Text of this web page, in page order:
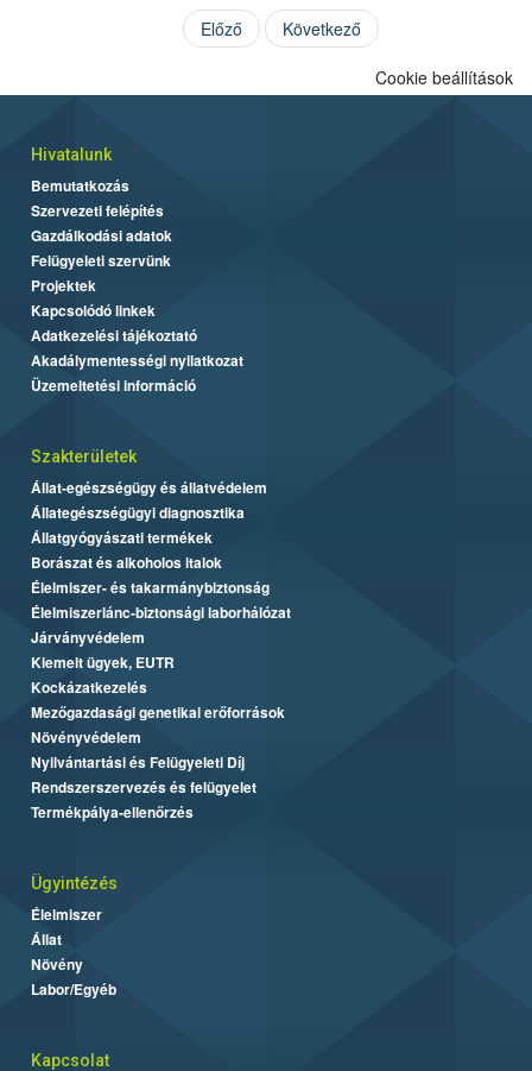
Előző Következő
Cookie beállítások
Hivatalunk
Bemutatkozás
Szervezeti felépítés
Gazdálkodási adatok
Felügyeleti szervünk
Projektek
Kapcsolódó linkek
Adatkezelési tájékoztató
Akadálymentességi nyilatkozat
Üzemeltetési információ
Szakterületek
Állat-egészségügy és állatvédelem
Állategészségügyi diagnosztika
Állatgyógyászati termékek
Borászat és alkoholos italok
Élelmiszer- és takarmánybiztonság
Élelmiszerlánc-biztonsági laborhálózat
Járványvédelem
Kiemelt ügyek, EUTR
Kockázatkezelés
Mezőgazdasági genetikai erőforrások
Növényvédelem
Nyilvántartási és Felügyeleti Díj
Rendszerszervezés és felügyelet
Termékpálya-ellenőrzés
Ügyintézés
Élelmiszer
Állat
Növény
Labor/Egyéb
Kapcsolat